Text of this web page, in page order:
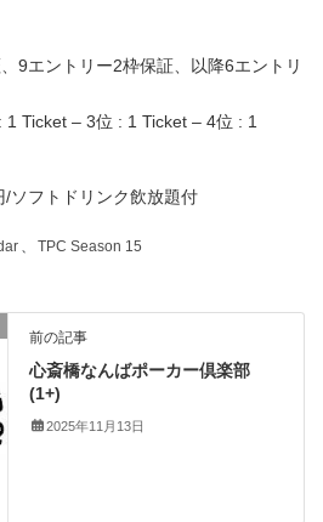
9エントリー2枠保証、以降6エントリ
Ticket – 3位 : 1 Ticket – 4位 : 1
ソフトドリンク飲放題付
、 TPC Season 15
前の記事
心斎橋なんばポーカー倶楽部
(1+)
2025年11月13日